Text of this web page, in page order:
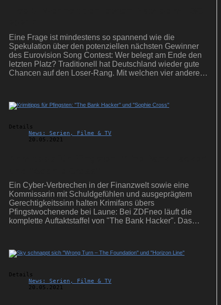
Eine Frage ist mindestens so spannend wie die
Spekulation über den potenziellen nächsten Gewinner
des Eurovision Song Contest: Wer belegt am Ende den
letzten Platz? Traditionell hat Deutschland wieder gute
Chancen auf den Loser-Rang. Mit welchen vier anderen
Details
News: Serien, Filme & TV
20.05.2021
Ein Cyber-Verbrechen in der Finanzwelt sowie eine
Kommissarin mit Schuldgefühlen und ausgeprägtem
Gerechtigkeitssinn halten Krimifans übers
Pfingstwochenende bei Laune: Bei ZDFneo läuft die
komplette Auftaktstaffel von "The Bank Hacker". Das
Details
News: Serien, Filme & TV
20.05.2021